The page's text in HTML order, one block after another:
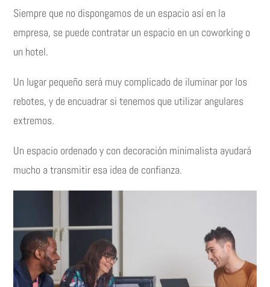
Siempre que no dispongamos de un espacio así en la
empresa, se puede contratar un espacio en un coworking o
un hotel.
Un lugar pequeño será muy complicado de iluminar por los
rebotes, y de encuadrar si tenemos que utilizar angulares
extremos.
Un espacio ordenado y con decoración minimalista ayudará
mucho a transmitir esa idea de confianza.